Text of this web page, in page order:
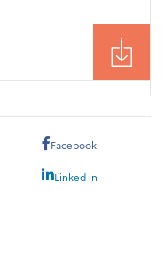
Facebook
Linked in